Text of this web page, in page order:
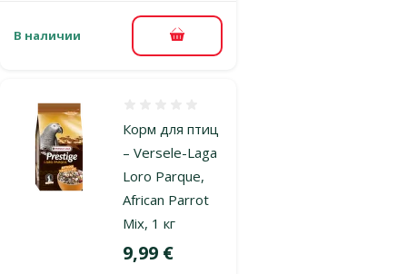
В наличии В корзину
Корм для птиц
– Versele-Laga
Loro Parque,
African Parrot
Mix, 1 кг
Цена
9,99 €